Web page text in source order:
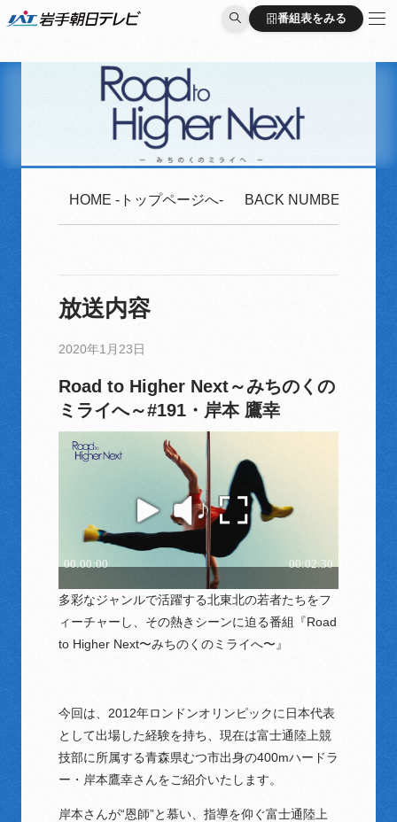
番組表をみる
番組表をみる
HOME -トップページへ- BACK NUMBER -2020
放送内容
2020年1月23日
Road to Higher Next～みちのくの
ミライへ～#191・岸本 鷹幸
多彩なジャンルで活躍する北東北の若者たちをフ
ィーチャーし、その熱きシーンに迫る番組『Road
to Higher Next〜みちのくのミライへ〜』
今回は、2012年ロンドンオリンピックに日本代表
として出場した経験を持ち、現在は富士通陸上競
技部に所属する青森県むつ市出身の400mハードラ
ー・岸本鷹幸さんをご紹介いたします。
岸本さんが“恩師”と慕い、指導を仰ぐ富士通陸上